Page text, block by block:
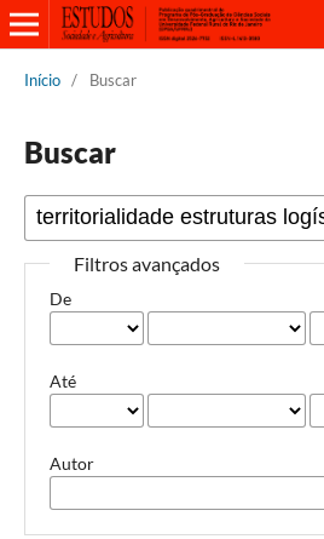
Início / Buscar
Buscar
Filtros avançados
De
Até
Autor